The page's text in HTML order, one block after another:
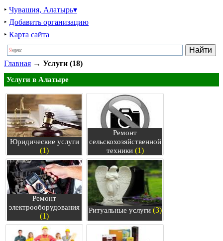
‣ Чувашия, Алатырь▾
‣ Добавить организацию
‣ Карта сайта
Главная → Услуги (18)
Услуги в Алатыре
Юридические услуги
(1)
Ремонт
сельскохозяйственной
техники(1)
Ремонт
электрооборудования
(1)
Ритуальные услуги(3)